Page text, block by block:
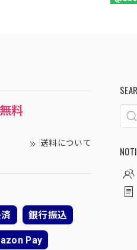
料
送料について
銀行振込
Pay